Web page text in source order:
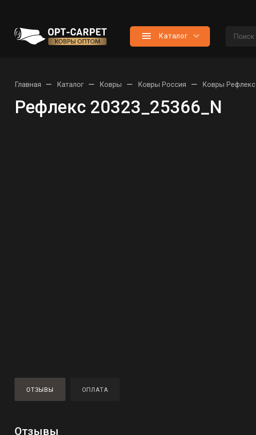
Каталог
Главная — Каталог — Ковры — Ковры Россия — Ковры Рефлекс
Рефлекс 20323_25366_N
ОТЗЫВЫ ОПЛАТА
Отзывы